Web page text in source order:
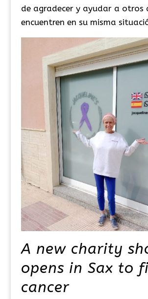
de agradecer y ayudar a otros
encuentren en su misma
A new charity
opens in Sax to
cancer